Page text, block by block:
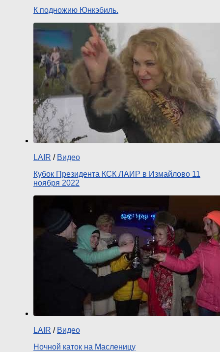
К подножию Юнкэбиль.
LAIR / Видео
Кубок Президента КСК ЛАИР в Измайлово 11
ноября 2022
LAIR / Видео
Ночной каток на Масленицу